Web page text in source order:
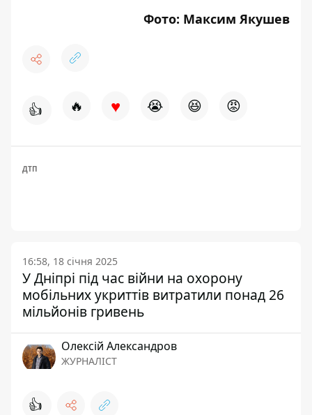
Фото: Максим Якушев
👍 🔥 ♥ 😭 😆 😡
ДТП
16:58, 18 січня 2025
У Дніпрі під час війни на охорону
мобільних укриттів витратили понад 26
мільйонів гривень
Олексій Александров
ЖУРНАЛІСТ
👍